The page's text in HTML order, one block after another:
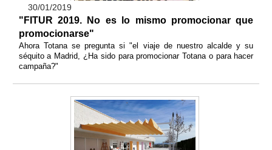
30/01/2019
"FITUR 2019. No es lo mismo promocionar que
promocionarse"
Ahora Totana se pregunta si "el viaje de nuestro alcalde y su
séquito a Madrid, ¿Ha sido para promocionar Totana o para hacer
campaña?"